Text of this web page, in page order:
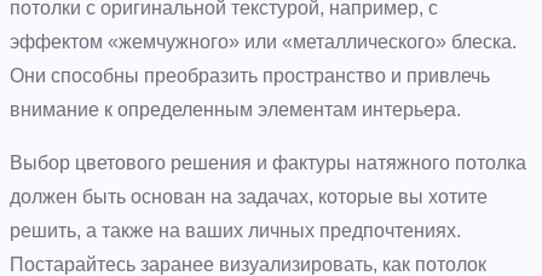
потолки с оригинальной текстурой, например, с
эффектом «жемчужного» или «металлического» блеска.
Они способны преобразить пространство и привлечь
внимание к определенным элементам интерьера.
Выбор цветового решения и фактуры натяжного потолка
должен быть основан на задачах, которые вы хотите
решить, а также на ваших личных предпочтениях.
Постарайтесь заранее визуализировать, как потолок